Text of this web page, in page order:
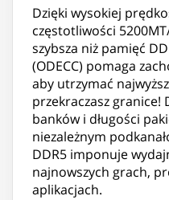
Dzięki wysokiej
częstotliwości
szybsza niż pamięć
(ODECC) pomaga
aby utrzymać
przekraczasz granice!
banków i długości
niezależnym
DDR5 imponuje
najnowszych grach,
aplikacjach.